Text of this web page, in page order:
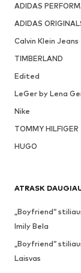
ADIDAS
ADIDAS
Calvin Klein Jeans
TIMBERLAND
Edited
LeGer by Lena
Nike
TOMMY HILFIGER
HUGO
ATRASK
„Boyfriend“
Imily Bela
„Boyfriend“
Laisvas